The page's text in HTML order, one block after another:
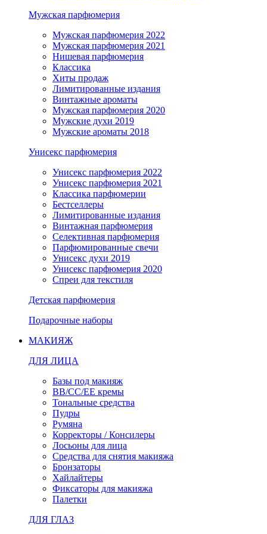
Мужская парфюмерия
Мужская парфюмерия 2022
Мужская парфюмерия 2021
Нишевая парфюмерия
Классика
Хиты продаж
Лимитированные издания
Винтажные ароматы
Мужская парфюмерия 2020
Мужские духи 2019
Мужские ароматы 2018
Унисекс парфюмерия
Унисекс парфюмерия 2022
Унисекс парфюмерия 2021
Классика парфюмерии
Бестселлеры
Лимитированные издания
Винтажная парфюмерия
Селективная парфюмерия
Парфюмированные свечи
Унисекс духи 2019
Унисекс парфюмерия 2020
Спреи для текстиля
Детская парфюмерия
Подарочные наборы
МАКИЯЖ
ДЛЯ ЛИЦА
Базы под макияж
BB/CC/EE кремы
Тональные средства
Пудры
Румяна
Корректоры / Консилеры
Лосьоны для лица
Средства для снятия макияжа
Бронзаторы
Хайлайтеры
Фиксаторы для макияжа
Палетки
ДЛЯ ГЛАЗ